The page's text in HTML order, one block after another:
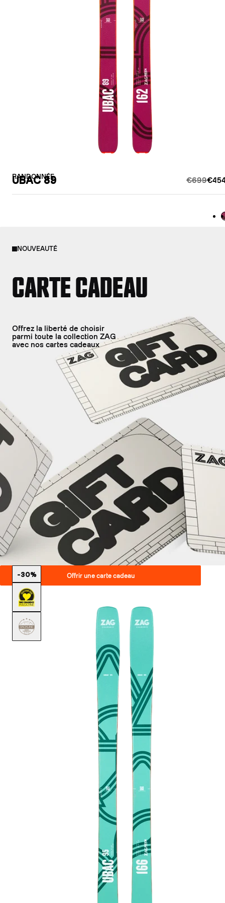
RANDONNÉE
UBAC 89 €699
NOUVEAUTÉ
CARTE CADEAU
Offrez la liberté de choisir
parmi toute la collection ZAG
avec nos cartes cadeaux
Offrir une carte cadeau
-30%